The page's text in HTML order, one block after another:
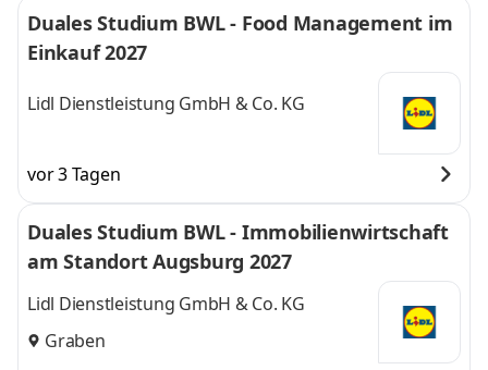
Duales Studium BWL - Food Management im
Einkauf 2027
Lidl Dienstleistung GmbH & Co. KG
vor 3 Tagen
Duales Studium BWL - Immobilienwirtschaft
am Standort Augsburg 2027
Lidl Dienstleistung GmbH & Co. KG
Graben